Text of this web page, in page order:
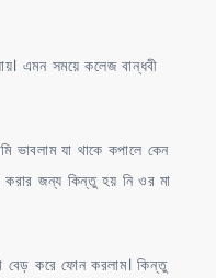
এমন সময়ে কলেজ বান্ধবী
ভাবলাম যা থাকে কপালে কেন
করার জন্য কিন্তু হয় নি ওর মা
বেড় করে ফোন করলাম। কিন্তু